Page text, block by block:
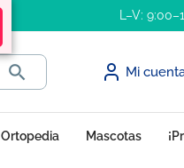
L–V:
 Mi
Ortopedia Mascotas